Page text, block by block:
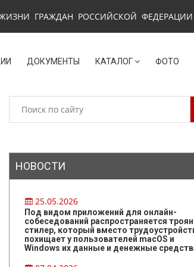
ГРАЖДАН РОССИЙСКОЙ ФЕДЕРАЦИИ
ДОКУМЕНТЫ КАТАЛОГ ФОТО
НОВОСТИ
25.05.2026
Под видом приложений для онлайн-
собеседований распространяется
стилер, который вместо
похищает у пользователей macOS и
Windows их данные и денежные